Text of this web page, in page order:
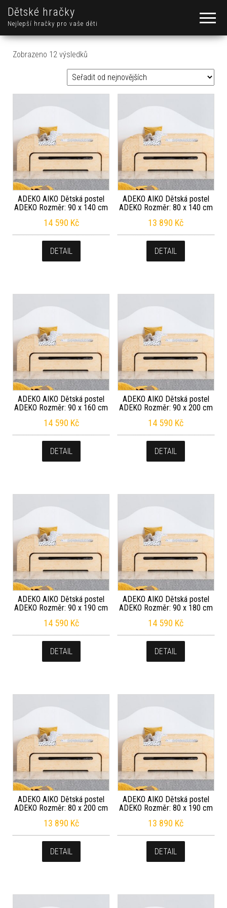
Dětské hračky
Nejlepší hračky pro vaše děti
Zobrazeno 12 výsledků
ADEKO AIKO Dětská postel
ADEKO Rozměr: 90 x 140 cm
14 590 Kč
DETAIL
ADEKO AIKO Dětská postel
ADEKO Rozměr: 80 x 140 cm
13 890 Kč
DETAIL
ADEKO AIKO Dětská postel
ADEKO Rozměr: 90 x 160 cm
14 590 Kč
DETAIL
ADEKO AIKO Dětská postel
ADEKO Rozměr: 90 x 200 cm
14 590 Kč
DETAIL
ADEKO AIKO Dětská postel
ADEKO Rozměr: 90 x 190 cm
14 590 Kč
DETAIL
ADEKO AIKO Dětská postel
ADEKO Rozměr: 90 x 180 cm
14 590 Kč
DETAIL
ADEKO AIKO Dětská postel
ADEKO Rozměr: 80 x 200 cm
13 890 Kč
DETAIL
ADEKO AIKO Dětská postel
ADEKO Rozměr: 80 x 190 cm
13 890 Kč
DETAIL